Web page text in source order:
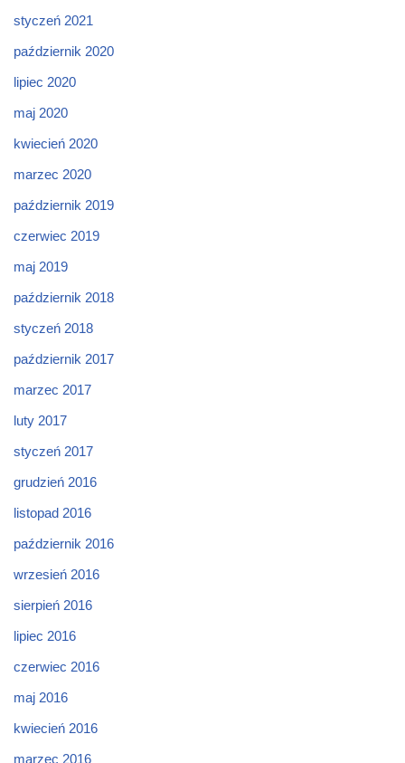
styczeń 2021
październik 2020
lipiec 2020
maj 2020
kwiecień 2020
marzec 2020
październik 2019
czerwiec 2019
maj 2019
październik 2018
styczeń 2018
październik 2017
marzec 2017
luty 2017
styczeń 2017
grudzień 2016
listopad 2016
październik 2016
wrzesień 2016
sierpień 2016
lipiec 2016
czerwiec 2016
maj 2016
kwiecień 2016
marzec 2016